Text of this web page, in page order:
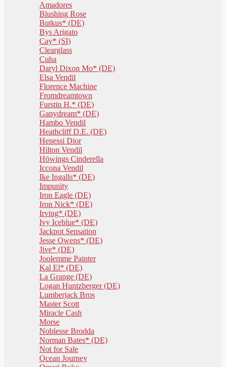
Amadores
Blushing Rose
Butkus* (DE)
Bys Arigato
Cay* (SI)
Clearglass
Cuha
Daryl Dixon Mo* (DE)
Elsa Vendil
Florence Machine
Fromdreamtown
Furstin H.* (DE)
Ganydream* (DE)
Hambo Vendil
Heathcliff D.E. (DE)
Henessi Dior
Hilton Vendil
Höwings Cinderella
Iccona Vendil
Ike Ingalls* (DE)
Impunity
Iron Eagle (DE)
Iron Nick* (DE)
Irving* (DE)
Ivy Iceblue* (DE)
Jackpot Sensation
Jesse Owens* (DE)
Jive* (DE)
Joolemme Painter
Kal El* (DE)
La Grange (DE)
Logan Huntzberger (DE)
Lumberjack Bros
Master Scott
Miracle Cash
Morse
Noblesse Brodda
Norman Bates* (DE)
Not for Sale
Ocean Journey